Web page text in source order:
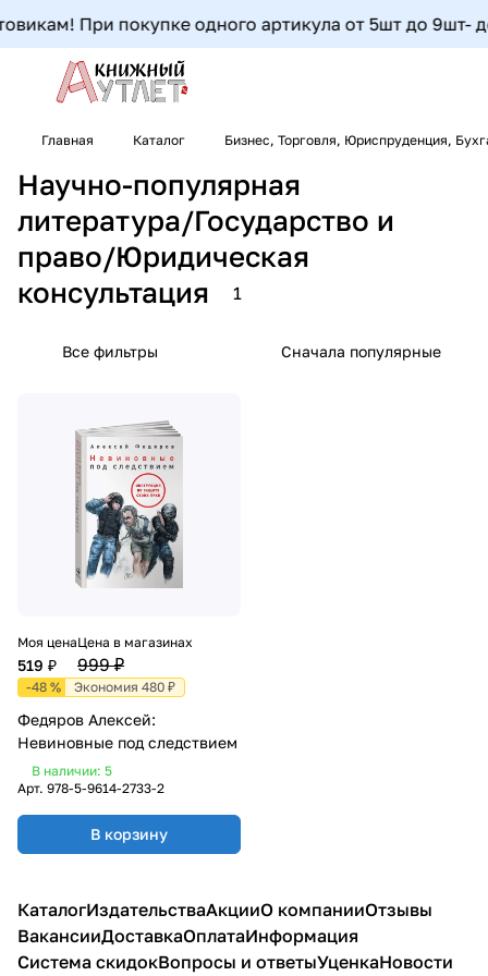
При покупке одного артикула от 5шт до 9шт-
Главная Каталог Бизнес, Торговля, Юриспруденция,
Научно-популярная
литература/Государство и
право/Юридическая
консультация
1
Все фильтры Сначала популярные
Моя цена
519 ₽
Цена в магазинах
999 ₽
-48 % Экономия 480 ₽
Федяров Алексей:
Невиновные под следствием
В наличии: 5
Арт. 978-5-9614-2733-2
В корзину
КаталогИздательстваАкцииО компанииОтзывы
ВакансииДоставкаОплатаИнформация
Система скидокВопросы и ответыУценкаНовости